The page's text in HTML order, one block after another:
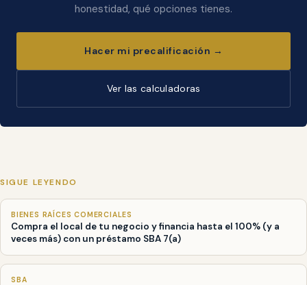
honestidad, qué opciones tienes.
Hacer mi precalificación →
Ver las calculadoras
SIGUE LEYENDO
BIENES RAÍCES COMERCIALES
Compra el local de tu negocio y financia hasta el 100% (y a
veces más) con un préstamo SBA 7(a)
SBA